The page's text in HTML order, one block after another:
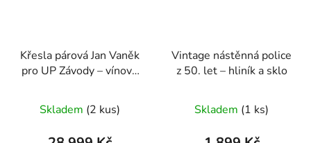
Křesla párová Jan Vaněk
pro UP Závody – vínové
Skladem (2 kus)
Vintage nástěnná police
z 50. let – hliník a sklo
Skladem (1 ks)